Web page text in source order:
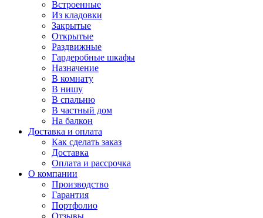
Встроенные
Из кладовки
Закрытые
Открытые
Раздвижные
Гардеробные шкафы
Назначение
В комнату
В нишу
В спальню
В частный дом
На балкон
Доставка и оплата
Как сделать заказ
Доставка
Оплата и рассрочка
О компании
Производство
Гарантия
Портфолио
Отзывы